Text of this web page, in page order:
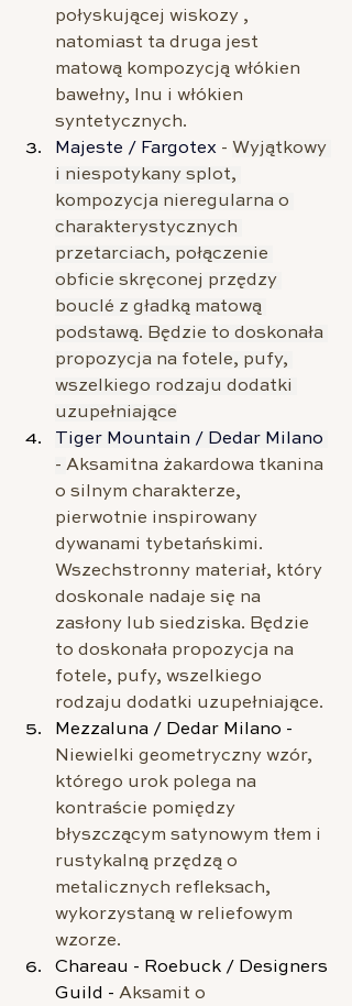
połyskującej wiskozy ,
natomiast ta druga jest
matową kompozycją włókien
bawełny, lnu i włókien
syntetycznych.
Majeste / Fargotex - Wyjątkowy
i niespotykany splot,
kompozycja nieregularna o
charakterystycznych
przetarciach, połączenie
obficie skręconej przędzy
bouclé z gładką matową
podstawą. Będzie to doskonała
propozycja na fotele, pufy,
wszelkiego rodzaju dodatki
uzupełniające
Tiger Mountain / Dedar Milano
- Aksamitna żakardowa tkanina
o silnym charakterze,
pierwotnie inspirowany
dywanami tybetańskimi.
Wszechstronny materiał, który
doskonale nadaje się na
zasłony lub siedziska. Będzie
to doskonała propozycja na
fotele, pufy, wszelkiego
rodzaju dodatki uzupełniające.
Mezzaluna / Dedar Milano -
Niewielki geometryczny wzór,
którego urok polega na
kontraście pomiędzy
błyszczącym satynowym tłem i
rustykalną przędzą o
metalicznych refleksach,
wykorzystaną w reliefowym
wzorze.
Chareau - Roebuck / Designers
Guild - Aksamit o